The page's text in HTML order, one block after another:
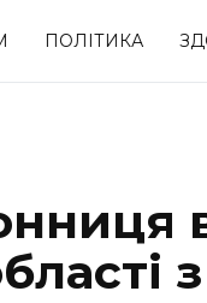
ПОЛІТИКА
Спорт
з